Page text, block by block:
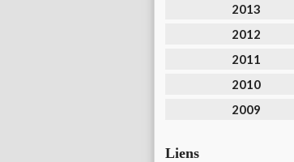
2013
2012
2011
2010
2009
Liens